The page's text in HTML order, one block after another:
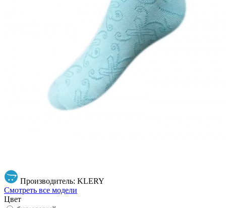
Производитель: KLERY
Смотреть все модели
Цвет